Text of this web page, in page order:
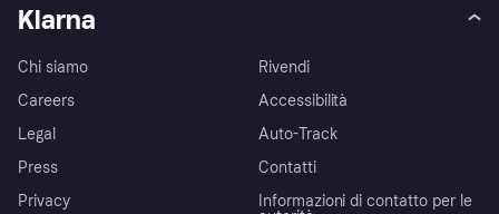
Klarna
Chi siamo
Careers
Legal
Press
Privacy
Rivendi
Accessibilità
Auto-Track
Contatti
Informazioni di contatto per le